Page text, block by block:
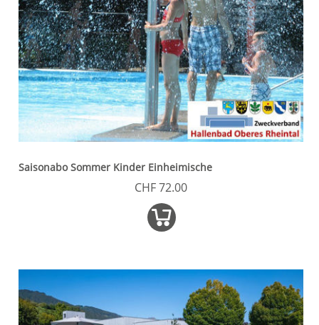
Saisonabo Sommer Kinder Einheimische
CHF 72.00